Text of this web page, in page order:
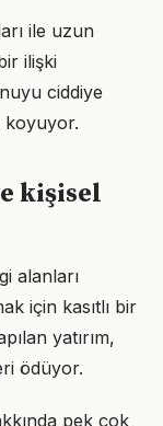
ile uzun
ilişki
ciddiye
koyuyor.
kişisel
alanları
için kasıtlı bir
yatırım,
ödüyor.
pek çok